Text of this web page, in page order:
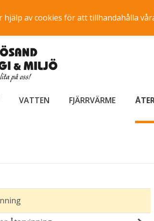
hjälp av cookies för att tillhandahålla
VATTEN FJÄRRVÄRME